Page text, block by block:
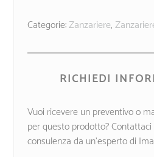
Categorie:Zanzariere,
RICHIEDI
Vuoi ricevere un preventivo o
per questo prodotto?
consulenza da un’esperto di